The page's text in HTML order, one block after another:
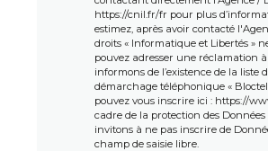
https://cnil.fr/fr pour plus
estimez, après avoir contacté
droits « Informatique et Libertés »
pouvez adresser une réclamation à
informons de l’existence de la liste
démarchage téléphonique «
pouvez vous inscrire ici : https://
cadre de la protection des
invitons à ne pas inscrire de
champ de saisie libre.